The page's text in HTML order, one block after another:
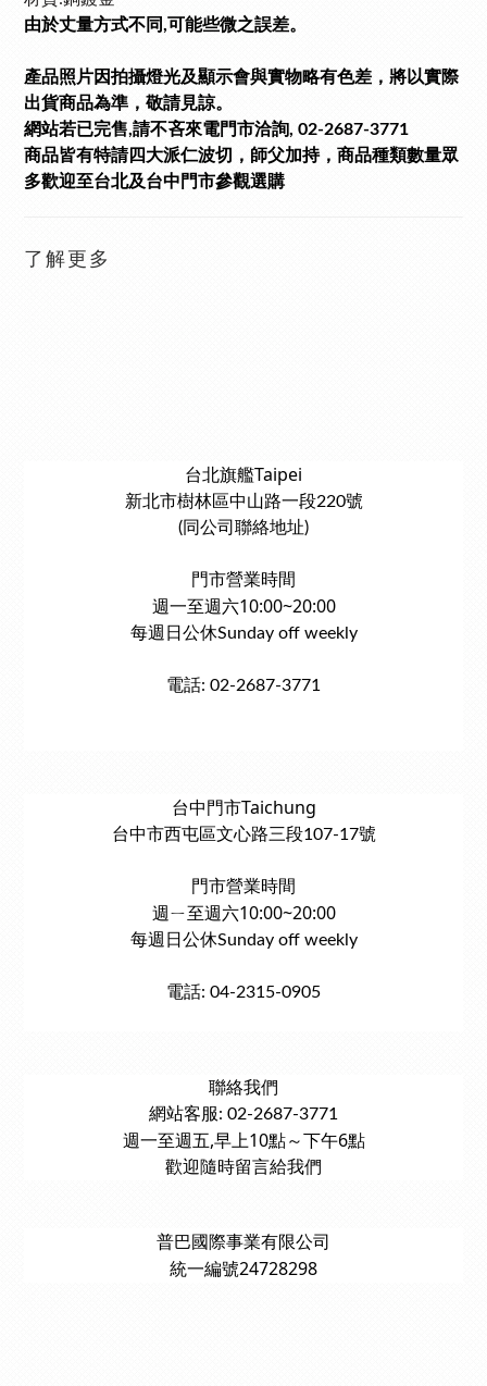
由於丈量方式不同,可能些微之誤差。
產品照片因拍攝燈光及顯示會與實物略有色差，將以實際
出貨商品為準，敬請見諒。
網站若已完售,請不吝來電門市洽詢, 02-2687-3771
商品皆有特請四大派仁波切，師父加持，商品種類數量眾
多歡迎至台北及台中門市參觀選購
了解更多
台北旗艦Taipei
新北市樹林區中山路一段220號
(同公司聯絡地址)
門市營業時間
週一至週六10:00~20:00
每週日公休Sunday off weekly
電話: 02-2687-3771
台中門市Taichung
台中市西屯區文心路三段107-17號
門市營業時間
週ㄧ至週六10:00~20:00
每週日公休Sunday off weekly
電話: 04-2315-0905
聯絡我們
網站客服: 02-2687-3771
週一至週五,早上10點～下午6點
歡迎隨時留言給我們
普巴國際事業有限公司
統一編號24728298